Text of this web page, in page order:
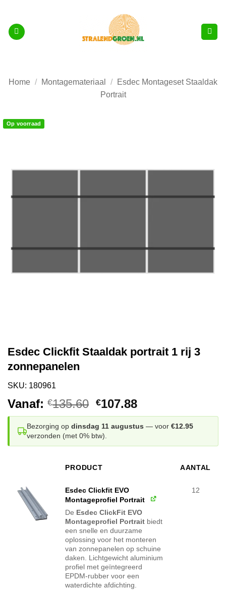
inhoud
Home / Montagemateriaal /
Esdec Montageset Staaldak
Portrait
Op voorraad
Esdec Clickfit Staaldak portrait 1 rij 3
zonnepanelen
SKU: 180961
Vanaf: €135.60 Oorspronkelijke
prijs
was:
€135.60.
€107.88Huidige
prijs
is:
Bezorging op dinsdag 11 augustus — voor €12.95
verzonden (met 0% btw).
PRODUCT AANTAL
Esdec Clickfit EVO
Montageprofiel Portrait
De Esdec ClickFit EVO
Montageprofiel Portrait biedt
een snelle en duurzame
oplossing voor het monteren
van zonnepanelen op schuine
daken. Lichtgewicht aluminium
profiel met geïntegreerd
EPDM-rubber voor een
waterdichte afdichting.
12